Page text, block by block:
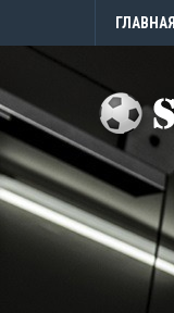
ГЛАВНАЯ